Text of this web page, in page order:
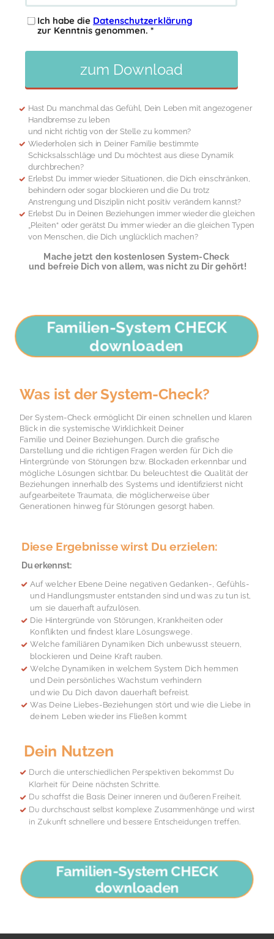
zum Download
Ich habe die Datenschutzerklärung
zur Kenntnis genommen.
Hast Du manchmal das Gefühl, Dein Leben mit angezogener
Handbremse zu leben
und nicht richtig von der Stelle zu kommen?
Wiederholen sich in Deiner Familie bestimmte
Schicksalsschläge und Du möchtest aus diese Dynamik
durchbrechen?
Erlebst Du immer wieder Situationen, die Dich einschränken,
behindern oder sogar blockieren und die Du trotz
Anstrengung und Disziplin nicht positiv verändern kannst?
Erlebst Du in Deinen Beziehungen immer wieder die gleichen
„Pleiten“ oder gerätst Du immer wieder an die gleichen Typen
von Menschen, die Dich unglücklich machen?
Mache jetzt den kostenlosen System-Check
und befreie Dich von allem, was nicht zu Dir gehört!
Familien-System CHECK
downloaden
Der System-Check ermöglicht Direinen schnellen und klaren
Blick in die systemische Wirklichkeit Deiner
Familie und Deiner Beziehungen. Durch die grafische
Darstellung und die richtigen Fragen werden für Dichdie
Hintergründe von Störungen bzw. Blockaden erkennbar und
mögliche Lösungen sichtbar. Du beleuchtest die Qualität der
Beziehungen innerhalb des Systems und identifizierst nicht
aufgearbeitete Traumata, die möglicherweise über
Generationen hinweg für Störungen gesorgt haben.
Was ist der System-Check?
Du erkennst:
Auf welcher Ebene Deine negativen Gedanken-, Gefühls-
und Handlungsmuster entstanden sind und was zu tun ist,
um sie dauerhaft aufzulösen.
Die Hintergründe von Störungen, Krankheiten oder
Konflikten und findest klare Lösungswege.
Welche familiären Dynamiken Dich unbewusst steuern,
blockieren und Deine Kraft rauben.
Welche Dynamiken in welchem System Dich hemmen
und Dein persönliches Wachstum verhindern
und wie Du Dich davon dauerhaft befreist.
Was Deine Liebes-Beziehungen stört und wie die Liebe in
deinem Leben wieder ins Fließen kommt
Diese Ergebnisse wirst Du erzielen:
Durch die unterschiedlichen Perspektiven bekommst Du
Klarheit für Deine nächsten Schritte.
Du schaffst die Basis Deiner inneren und äußeren Freiheit.
Du durchschaust selbst komplexe Zusammenhänge und wirst
in Zukunft schnellere und bessere Entscheidungen treffen.
Dein Nutzen
Familien-System CHECK
downloaden